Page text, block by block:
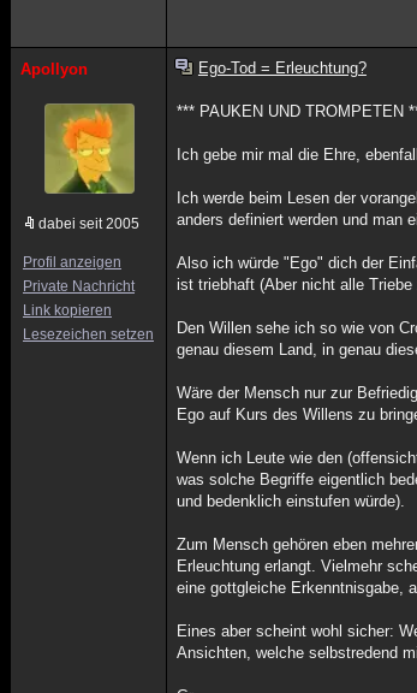
Apollyon
dabei seit 2005
Profil anzeigen
Private Nachricht
Link kopieren
Lesezeichen setzen
Ego-Tod = Erleuchtung?
*** PAUKEN UND TROMPETEN
Ich gebe mir mal die Ehre,
Ich werde beim Lesen der
anders definiert werden und man
Also ich würde "Ego" dich der
ist triebhaft (Aber nicht alle
Den Willen sehe ich so wie von
genau diesem Land, in genau
Wäre der Mensch nur zur
Ego auf Kurs des Willens zu
Wenn ich Leute wie den
was solche Begriffe eigentlich
und bedenklich einstufen würde).
Zum Mensch gehören eben
Erleuchtung erlangt. Vielmehr
eine gottgleiche Erkenntnisgabe,
Eines aber scheint wohl sicher:
Ansichten, welche selbstredend